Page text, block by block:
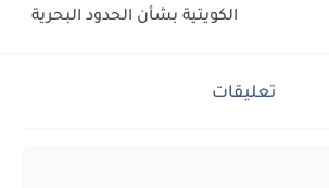
الكويتية بشأن الحدود البحرية
تعليقات